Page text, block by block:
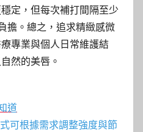
定，但每次補打間隔至少
擔。總之，追求精緻感微
專業與個人日常維護結
然的美唇。
道
可根據需求調整強度與節